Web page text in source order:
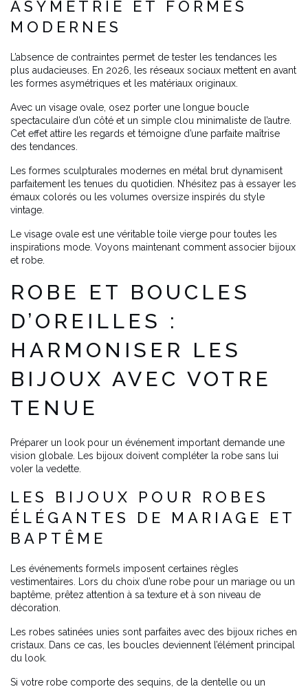
ASYMÉTRIE ET FORMES
MODERNES
L’absence de contraintes permet de tester les tendances les
plus audacieuses. En 2026, les réseaux sociaux mettent en avant
les formes asymétriques et les matériaux originaux.
Avec un visage ovale, osez porter une longue boucle
spectaculaire d’un côté et un simple clou minimaliste de l’autre.
Cet effet attire les regards et témoigne d’une parfaite maîtrise
des tendances.
Les formes sculpturales modernes en métal brut dynamisent
parfaitement les tenues du quotidien. N’hésitez pas à essayer les
émaux colorés ou les volumes oversize inspirés du style
vintage.
Le visage ovale est une véritable toile vierge pour toutes les
inspirations mode. Voyons maintenant comment associer bijoux
et robe.
ROBE ET BOUCLES
D’OREILLES :
HARMONISER LES
BIJOUX AVEC VOTRE
TENUE
Préparer un look pour un événement important demande une
vision globale. Les bijoux doivent compléter la robe sans lui
voler la vedette.
LES BIJOUX POUR ROBES
ÉLÉGANTES DE MARIAGE ET
BAPTÊME
Les événements formels imposent certaines règles
vestimentaires. Lors du choix d’une robe pour un mariage ou un
baptême, prêtez attention à sa texture et à son niveau de
décoration.
Les robes satinées unies sont parfaites avec des bijoux riches en
cristaux. Dans ce cas, les boucles deviennent l’élément principal
du look.
Si votre robe comporte des sequins, de la dentelle ou un